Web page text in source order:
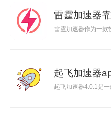
雷霆加速器
雷霆加速器作为一款
起飞加速器
起飞加速器4.0.1是